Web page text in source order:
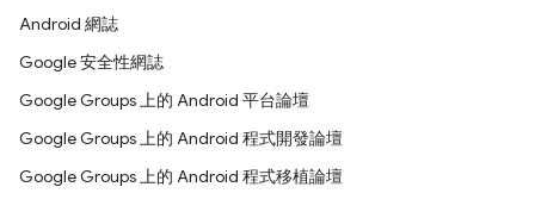
Android 網誌
Google 安全性網誌
Google Groups 上的 Android 平台論壇
Google Groups 上的 Android 程式開發論壇
Google Groups 上的 Android 程式移植論壇